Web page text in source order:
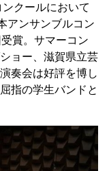
クールにおいて
アンサンブルコン
賞。サマーコン
ョー、滋賀県立芸
奏会は好評を博し
指の学生バンドと